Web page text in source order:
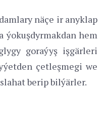
näçe ir anyklap
ýokuşdyrmakdan hem
goraýyş işgärleri
çetleşmegi we
berip bilýärler.